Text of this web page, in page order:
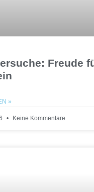
Freude
»
Keine Kommentare